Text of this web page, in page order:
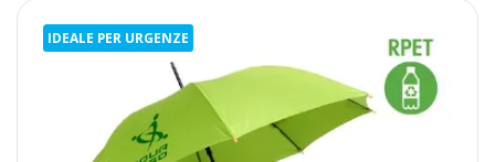
IDEALE PER URGENZE